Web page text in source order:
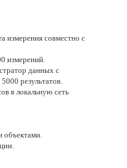
измерения совместно с
измерений.
данных с
результатов.
в локальную сеть
объектами.